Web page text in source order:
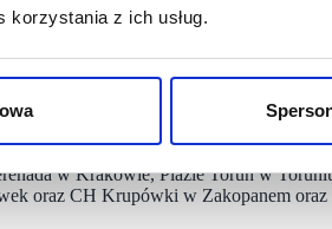
korzystania z ich usług.
tylko chronią sprzęt, ale także dają
obejmującymi popularne marki
licencjonowane wzory, w tym celu firma
Marvel czy Barbie.
salon w Galerii Katowickiej.
Atrium Promenada w Warszawie, dwa w
w Krakowie, Plazie Toruń w
oraz CH Krupówki w Zakopanem